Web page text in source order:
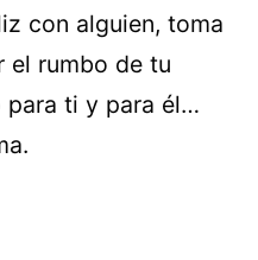
con alguien, toma
el rumbo de tu
para ti y para él…